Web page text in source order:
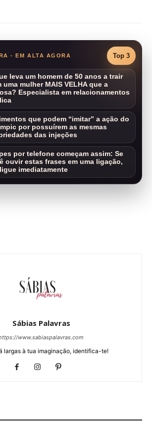
- EM ALTA AGORA Top 3
leva um homem de 50 anos a trair
uma mulher MAIS VELHA que a
Especialista em relacionamentos
que podem “imitar” a ação do
por possuírem as mesmas
das injeções
por telefone começam assim: Se
ouvir estas frases em uma ligação,
imediatamente
Sábias Palavras
www.sabiaspalavras.com
largas à tua imaginação, identifica-te!